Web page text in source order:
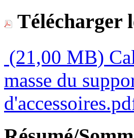
Télécharger
(21,00 MB)
masse du